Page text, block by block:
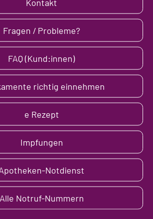
Fragen / Probleme?
FAQ (Kund:innen)
richtig einnehmen
e Rezept
Impfungen
Notdienst
Alle Notruf-Nummern